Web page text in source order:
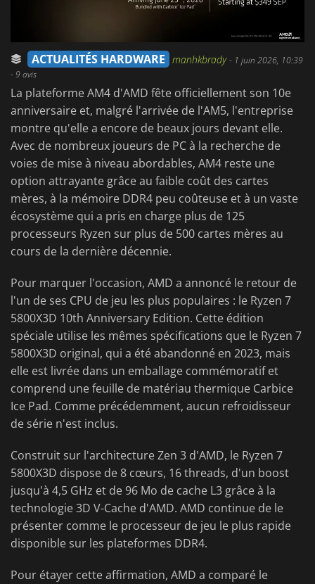
ACTUALITÉS HARDWARE manhkbrady- 1 juin 2026, 10:39
- 9 avis
La plateforme AM4 d'AMD fête officiellement son 10e
anniversaire et, malgré l'arrivée de l'AM5, l'entreprise
montre qu'elle a encore de beaux jours devant elle.
Avec de nombreux joueurs de PC à la recherche de
voies de mise à niveau abordables, AM4 reste une
option attrayante grâce au faible coût des cartes
mères, à la mémoire DDR4 peu coûteuse et à un vaste
écosystème qui a pris en charge plus de 125
processeurs Ryzen sur plus de 500 cartes mères au
cours de la dernière décennie.
Pour marquer l'occasion, AMD a annoncé le retour de
l'un de ses CPU de jeu les plus populaires : le Ryzen 7
5800X3D 10th Anniversary Edition. Cette édition
spéciale utilise les mêmes spécifications que le Ryzen 7
5800X3D original, qui a été abandonné en 2023, mais
elle est livrée dans un emballage commémoratif et
comprend une feuille de matériau thermique Carbice
Ice Pad. Comme précédemment, aucun refroidisseur
de série n'est inclus.
Construit sur l'architecture Zen 3 d'AMD, le Ryzen 7
5800X3D dispose de 8 cœurs, 16 threads, d'un boost
jusqu'à 4,5 GHz et de 96 Mo de cache L3 grâce à la
technologie 3D V-Cache d'AMD. AMD continue de le
présenter comme le processeur de jeu le plus rapide
disponible sur les plateformes DDR4.
Pour étayer cette affirmation, AMD a comparé le